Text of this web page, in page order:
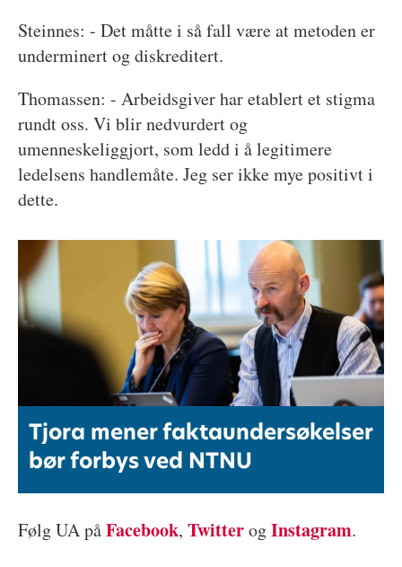
Steinnes: - Det måtte i så fall være at metoden er
underminert og diskreditert.
Thomassen: - Arbeidsgiver har etablert et stigma
rundt oss. Vi blir nedvurdert og
umenneskeliggjort, som ledd i å legitimere
ledelsens handlemåte. Jeg ser ikke mye positivt i
dette.
Tjora mener faktaundersøkelser
bør forbys ved NTNU
Følg UA påFacebook, TwitterogInstagram.